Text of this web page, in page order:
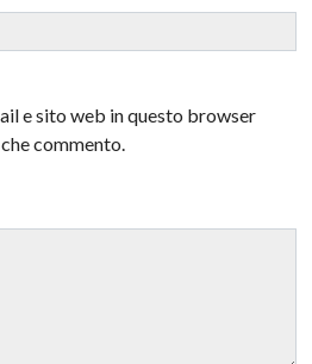
e sito web in questo browser
commento.